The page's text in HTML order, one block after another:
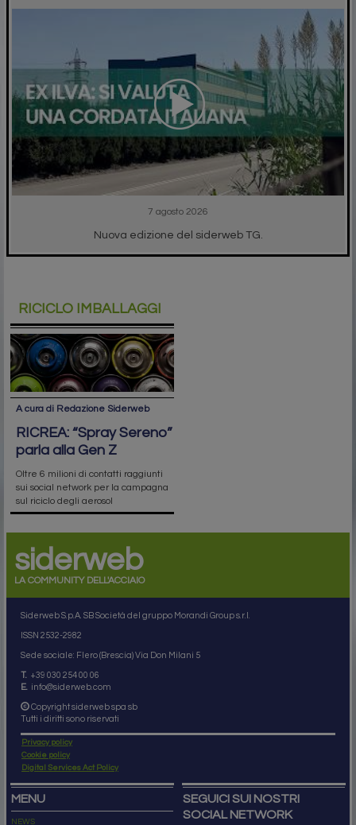
7 agosto 2026
Nuova edizione del siderweb TG.
RICICLO IMBALLAGGI
A cura di Redazione Siderweb
RICREA: “Spray Sereno”
parla alla Gen Z
Oltre 6 milioni di contatti raggiunti
sui social network per la campagna
sul riciclo degli aerosol
siderweb
LA COMMUNITY DELL'ACCIAIO
Siderweb S.p.A. SB Società del gruppo Morandi Group s.r.l.
ISSN 2532-2982
Sede sociale: Flero (Brescia) Via Don Milani 5
T. +39 030 254 00 06
E. info@siderweb.com
Copyright siderweb spa sb
Tutti i diritti sono riservati
Privacy policy
Cookie policy
Digital Services Act Policy
MENU
NEWS
SEGUICI SUI NOSTRI
SOCIAL NETWORK